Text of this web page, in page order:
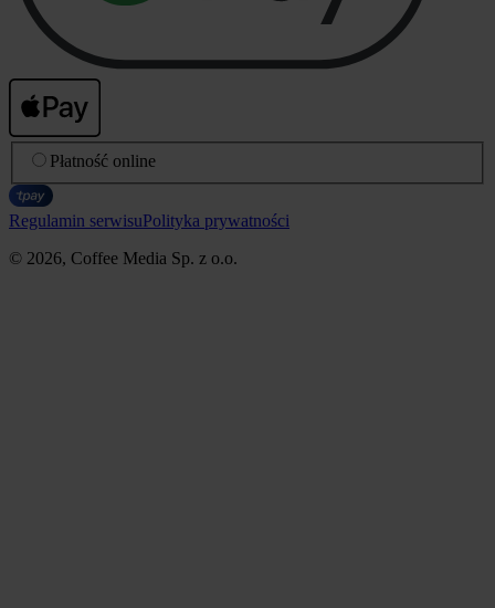
Płatność online
Regulamin serwisuPolityka prywatności
© 2026, Coffee Media Sp. z o.o.